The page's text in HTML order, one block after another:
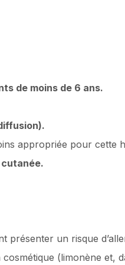
de moins de 6 ans.
appropriée pour cette
présenter un risque
(limonène et,